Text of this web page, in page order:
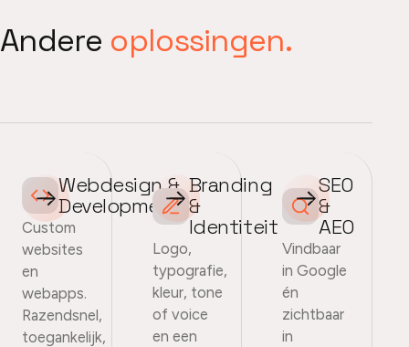
Andere oplossingen.
Webdesign &
Development
Custom
websites
en
webapps.
Razendsnel,
toegankelijk,
Branding
&
Identiteit
Logo,
typografie,
kleur, tone
of voice
en een
SEO
&
AEO
Vindbaar
in Google
én
zichtbaar
in